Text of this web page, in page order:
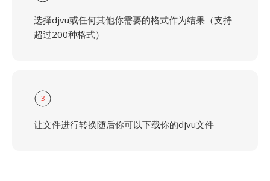
选择djvu或任何其他你需要的格式作为结果（支持
超过200种格式）
3
让文件进行转换随后你可以下载你的djvu文件